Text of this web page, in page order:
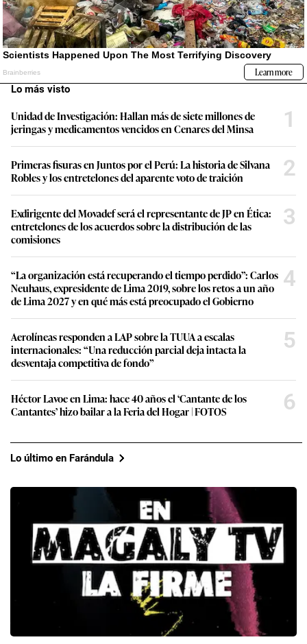
Lo más visto
Unidad de Investigación: Hallan más de siete millones de
jeringas y medicamentos vencidos en Cenares del Minsa
1
Primeras fisuras en Juntos por el Perú: La historia de Silvana
Robles y los entretelones del aparente voto de traición
2
Exdirigente del Movadef será el representante de JP en Ética:
entretelones de los acuerdos sobre la distribución de las
comisiones
3
“La organización está recuperando el tiempo perdido”: Carlos
Neuhaus, expresidente de Lima 2019, sobre los retos a un año
de Lima 2027 y en qué más está preocupado el Gobierno
4
Aerolíneas responden a LAP sobre la TUUA a escalas
internacionales: “Una reducción parcial deja intacta la
desventaja competitiva de fondo”
5
Héctor Lavoe en Lima: hace 40 años el ‘Cantante de los
Cantantes’ hizo bailar a la Feria del Hogar | FOTOS
6
Lo último en Farándula